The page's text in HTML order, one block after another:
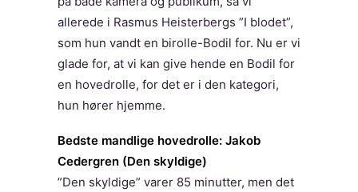
allerede i Rasmus Heisterbergs ”I blodet”,
som hun vandt en birolle-Bodil for. Nu er vi
glade for, at vi kan give hende en Bodil for
en hovedrolle, for det er i den kategori,
hun hører hjemme.
Bedste mandlige hovedrolle: Jakob
Cedergren (Den skyldige)
”Den skyldige” varer 85 minutter, men det